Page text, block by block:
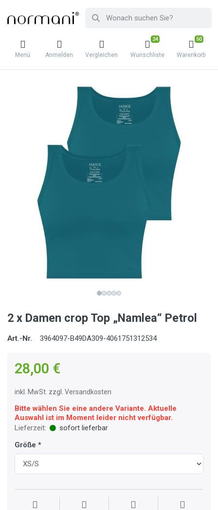
Menü Anmelden Vergleichen
24
Wunschliste
50
Warenkorb
2 x Damen crop Top „Namlea“ Petrol
Art.-Nr. 3964097-B49DA309-4061751312534
28,00 €
inkl. MwSt. zzgl. Versandkosten
Bitte wählen Sie eine andere Variante. Aktuelle
Auswahl ist im Moment leider nicht verfügbar.
Lieferzeit:
sofort lieferbar
Größe